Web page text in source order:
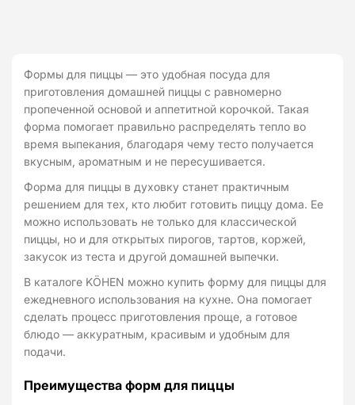
Формы для пиццы — это удобная посуда для
приготовления домашней пиццы с равномерно
пропеченной основой и аппетитной корочкой. Такая
форма помогает правильно распределять тепло во
время выпекания, благодаря чему тесто получается
вкусным, ароматным и не пересушивается.
Форма для пиццы в духовку станет практичным
решением для тех, кто любит готовить пиццу дома. Ее
можно использовать не только для классической
пиццы, но и для открытых пирогов, тартов, коржей,
закусок из теста и другой домашней выпечки.
В каталоге KÖHEN можно купить форму для пиццы для
ежедневного использования на кухне. Она помогает
сделать процесс приготовления проще, а готовое
блюдо — аккуратным, красивым и удобным для
подачи.
Преимущества форм для пиццы